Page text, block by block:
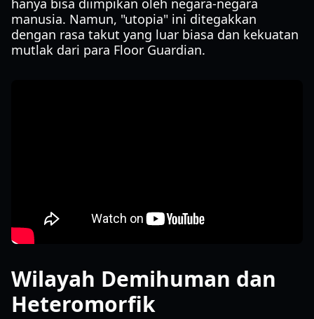
hanya bisa diimpikan oleh negara-negara
manusia. Namun, "utopia" ini ditegakkan
dengan rasa takut yang luar biasa dan kekuatan
mutlak dari para Floor Guardian.
Wilayah Demihuman dan
Heteromorfik